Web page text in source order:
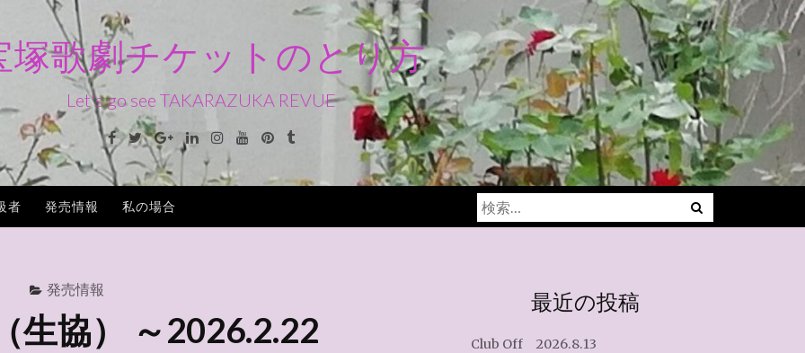
塚歌劇チケットのとり方
Let's go see TAKARAZUKA REVUE
Facebook
TwitterGoogle+LinkedinInstagramYoutubePinterest
Tumblr
者 発売情報 私の場合
検
索:
発売情報
生協） ～2026.2.22
最近の投稿
Club Off 2026.8.13